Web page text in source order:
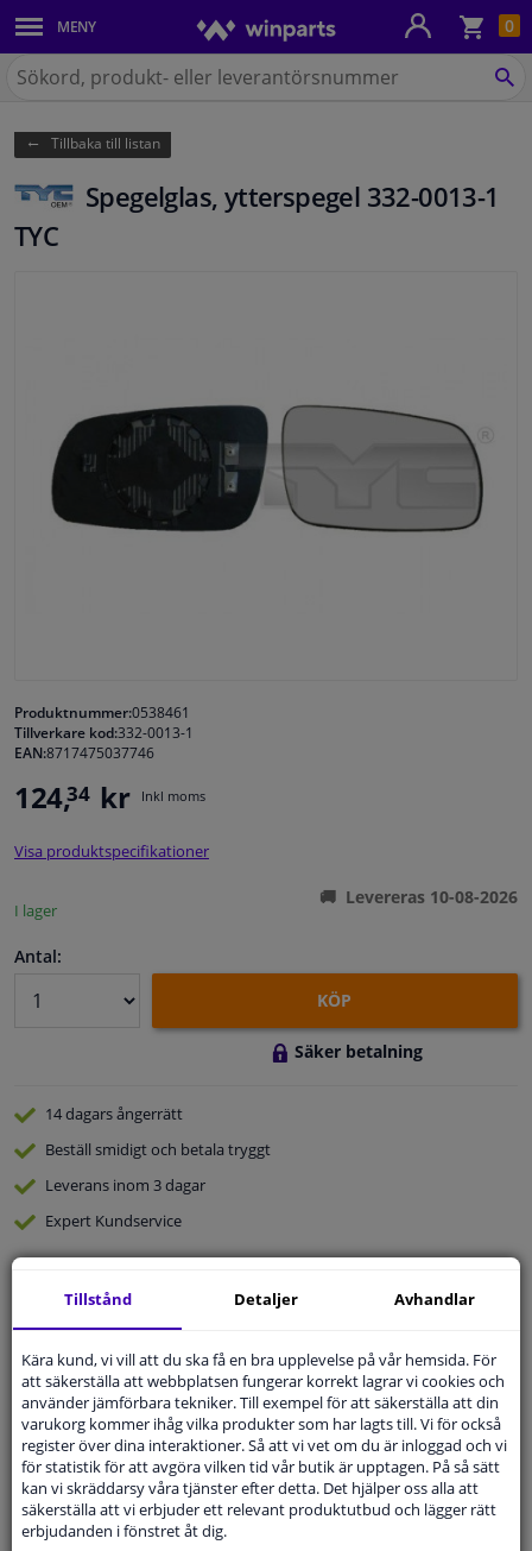
0
MENY
Karosseri
Belysning
Bromssystem
Avgassystem
Filter & Vätskor
Bagage & Transport
Bilvård & Tillbehör
på
Tillbaka till listan
Spegelglas, ytterspegel 332-0013-1
TYC
Produktnummer:0538461
Tillverkare kod:332-0013-1
EAN:8717475037746
124,34 kr Inkl moms
Visa produktspecifikationer
I lager
Levereras 10-08-2026
Antal:
KÖP
Säker betalning
14 dagarsångerrätt
Beställ smidigt och betala tryggt
Leverans inom 3 dagar
Expert Kundservice
Kundservice:
Inte Tillgänglig Via Telefon
Ställ din fråga hos våra produktspecialister.
Frågor Och Svar
Modellmatchande garanti, Hitta rätt bildelar.
Fyll i ditt registreringsnummerellerVälj din bil.
Tillstånd Detaljer Avhandlar
Kära kund, vi vill att du ska få en bra upplevelse på vår hemsida. För
att säkerställa att webbplatsen fungerar korrekt lagrar vi cookies och
använder jämförbara tekniker. Till exempel för att säkerställa att din
varukorg kommer ihåg vilka produkter som har lagts till. Vi för också
register över dina interaktioner. Så att vi vet om du är inloggad och vi
för statistik för att avgöra vilken tid vår butik är upptagen. På så sätt
kan vi skräddarsy våra tjänster efter detta. Det hjälper oss alla att
säkerställa att vi erbjuder ett relevant produktutbud och lägger rätt
erbjudanden i fönstret åt dig.